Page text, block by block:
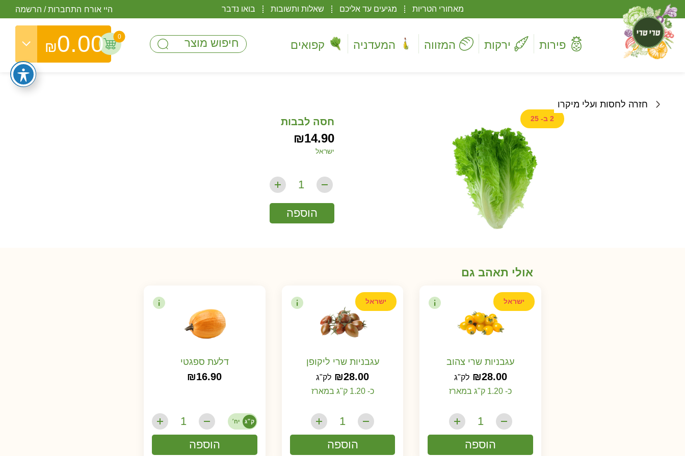
מאחורי הטריות מגיעים עד אליכם שאלות ותשובות בואו נדבר היי אורח התחברות/ הרשמה
פירות ירקות המזווה המעדניה קפואים
0
₪0.00
חזרה לחסות ועלי מיקרו
2 ב- 25 חסה לבבות
₪14.90
ישראל
הוספה
אולי תאהב גם
ישראל
עגבניות שרי צהוב
₪28.00
לק"ג
כ- 1.20 ק"ג במארז
הוספה
ישראל
עגבניות שרי ליקופן
₪28.00
לק"ג
כ- 1.20 ק"ג במארז
הוספה
דלעת ספגטי
₪16.90
ק״ג יח׳
הוספה